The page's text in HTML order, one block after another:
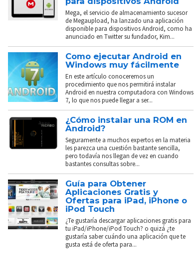
Mega, el servicio de almacenamiento sucesor
de Megaupload, ha lanzado una aplicación
disponible para dispositivos Android, como ha
anunciado en Twitter su fundador, Kim...
Como ejecutar Android en
Windows muy fácilmente
En este artículo conoceremos un
procedimiento que nos permitirá instalar
Android en nuestra computadora con Windows
7, lo que nos puede llegar a ser...
¿Cómo instalar una ROM en
Android?
Seguramente a muchos expertos en la materia
les parezca una cuestión bastante sencilla,
pero todavía nos llegan de vez en cuando
bastantes consultas sobre...
Guía para Obtener
Aplicaciones Gratis y
Ofertas para iPad, iPhone o
iPod Touch
¿Te gustaría descargar aplicaciones gratis para
tu iPad/iPhone/iPod Touch? o quizá ¿te
gustaría saber cuándo una aplicación que te
gusta está de oferta para...